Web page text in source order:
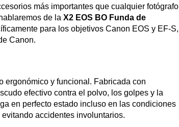
más importantes que cualquier fotógrafo
de la X2 EOS BO Funda de
para los objetivos Canon EOS y EF-S,
Canon.
ergonómico y funcional. Fabricada con
efectivo contra el polvo, los golpes y la
en perfecto estado incluso en las condiciones
accidentes involuntarios.